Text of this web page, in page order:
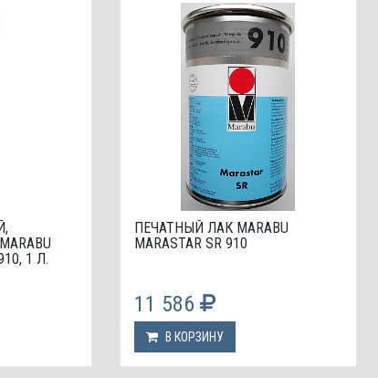
1 Л.
ПЕЧАТНЫЙ ЛАК МАRABU
MARASTAR SR 910
11 586
В КОРЗИНУ